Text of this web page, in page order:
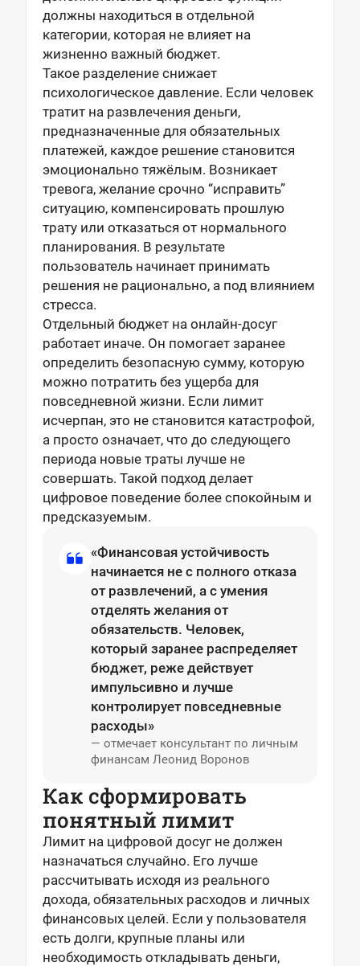
должны находиться в отдельной
категории, которая не влияет на
жизненно важный бюджет.
Такое разделение снижает
психологическое давление. Если человек
тратит на развлечения деньги,
предназначенные для обязательных
платежей, каждое решение становится
эмоционально тяжёлым. Возникает
тревога, желание срочно “исправить”
ситуацию, компенсировать прошлую
трату или отказаться от нормального
планирования. В результате
пользователь начинает принимать
решения не рационально, а под влиянием
стресса.
Отдельный бюджет на онлайн-досуг
работает иначе. Он помогает заранее
определить безопасную сумму, которую
можно потратить без ущерба для
повседневной жизни. Если лимит
исчерпан, это не становится катастрофой,
а просто означает, что до следующего
периода новые траты лучше не
совершать. Такой подход делает
цифровое поведение более спокойным и
предсказуемым.
«Финансовая устойчивость
начинается не с полного отказа
от развлечений, а с умения
отделять желания от
обязательств. Человек,
который заранее распределяет
бюджет, реже действует
импульсивно и лучше
контролирует повседневные
расходы»
— отмечает консультант по личным
финансам Леонид Воронов
Как сформировать
понятный лимит
Лимит на цифровой досуг не должен
назначаться случайно. Его лучше
рассчитывать исходя из реального
дохода, обязательных расходов и личных
финансовых целей. Если у пользователя
есть долги, крупные планы или
необходимость откладывать деньги,